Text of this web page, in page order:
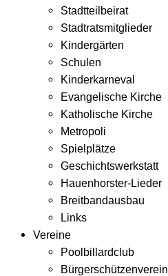
Stadtteilbeirat
Stadtratsmitglieder
Kindergärten
Schulen
Kinderkarneval
Evangelische Kirche
Katholische Kirche
Metropoli
Spielplätze
Geschichtswerkstatt
Hauenhorster-Lieder
Breitbandausbau
Links
Vereine
Poolbillardclub
Bürgerschützenverein